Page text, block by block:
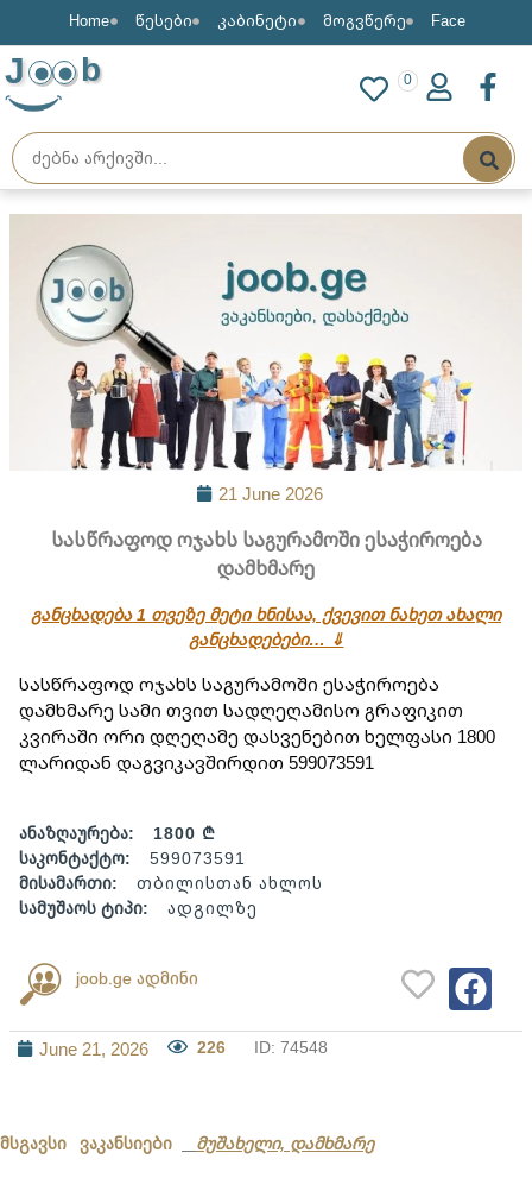
Home წესები კაბინეტი მოგვწერე Face
J b 0
21 June 2026
სასწრაფოდ ოჯახს საგურამოში ესაჭიროება
დამხმარე
განცხადება 1 თვეზე მეტი ხნისაა, ქვევით ნახეთ ახალი
განცხადებები… ⇓
სასწრაფოდ ოჯახს საგურამოში ესაჭიროება
დამხმარე სამი თვით სადღეღამისო გრაფიკით
კვირაში ორი დღეღამე დასვენებით ხელფასი 1800
ლარიდან დაგვიკავშირდით 599073591
ანაზღაურება:
1800 ₾
საკონტაქტო:
599073591
მისამართი:
თბილისთან ახლოს
სამუშაოს ტიპი:
ადგილზე
joob.ge ადმინი
June 21, 2026 226 ID: 74548
მსგავსი ვაკანსიები მუშახელი, დამხმარე